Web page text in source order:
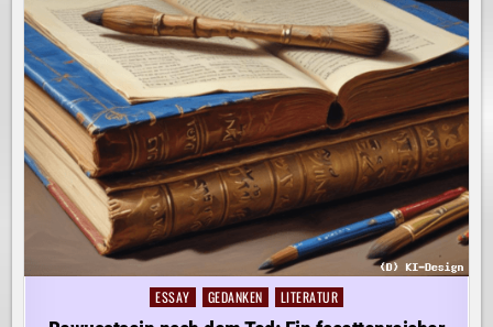
Posted
ESSAY GEDANKEN LITERATUR